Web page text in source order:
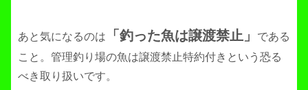
あと気になるのは 「釣った魚は譲渡禁止」
である
こと。管理釣り場の魚は譲渡禁止特約付きという恐る
べき取り扱いです。